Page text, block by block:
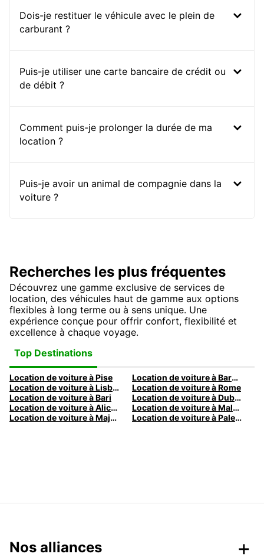
Dois-je restituer le véhicule avec le plein de
carburant ?
Puis-je utiliser une carte bancaire de crédit ou
de débit ?
Comment puis-je prolonger la durée de ma
location ?
Puis-je avoir un animal de compagnie dans la
voiture ?
Recherches les plus fréquentes
Découvrez une gamme exclusive de services de
location, des véhicules haut de gamme aux options
flexibles à long terme ou à sens unique. Une
expérience conçue pour offrir confort, flexibilité et
excellence à chaque voyage.
Top Destinations
Location de voiture à Pise
Location de voiture à Barcelone
Location de voiture à Lisbonne
Location de voiture à Rome
Location de voiture à Bari
Location de voiture à Dublin
Location de voiture à Alicante
Location de voiture à Malaga
Location de voiture à Majorque
Location de voiture à Palermo
Nos alliances